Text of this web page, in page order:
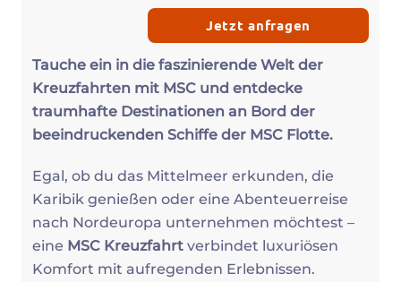
Jetzt anfragen
Tauche ein in die faszinierende Welt der
Kreuzfahrten mit MSC und entdecke
traumhafte Destinationen an Bord der
beeindruckenden Schiffe der MSC Flotte.
Egal, ob du das Mittelmeer erkunden, die
Karibik genießen oder eine Abenteuerreise
nach Nordeuropa unternehmen möchtest –
eine MSC Kreuzfahrt verbindet luxuriösen
Komfort mit aufregenden Erlebnissen.